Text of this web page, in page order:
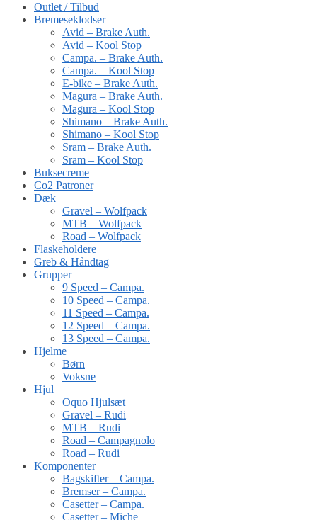
Outlet / Tilbud
Bremeseklodser
Avid – Brake Auth.
Avid – Kool Stop
Campa. – Brake Auth.
Campa. – Kool Stop
E-bike – Brake Auth.
Magura – Brake Auth.
Magura – Kool Stop
Shimano – Brake Auth.
Shimano – Kool Stop
Sram – Brake Auth.
Sram – Kool Stop
Buksecreme
Co2 Patroner
Dæk
Gravel – Wolfpack
MTB – Wolfpack
Road – Wolfpack
Flaskeholdere
Greb & Håndtag
Grupper
9 Speed – Campa.
10 Speed – Campa.
11 Speed – Campa.
12 Speed – Campa.
13 Speed – Campa.
Hjelme
Børn
Voksne
Hjul
Oquo Hjulsæt
Gravel – Rudi
MTB – Rudi
Road – Campagnolo
Road – Rudi
Komponenter
Bagskifter – Campa.
Bremser – Campa.
Casetter – Campa.
Casetter – Miche